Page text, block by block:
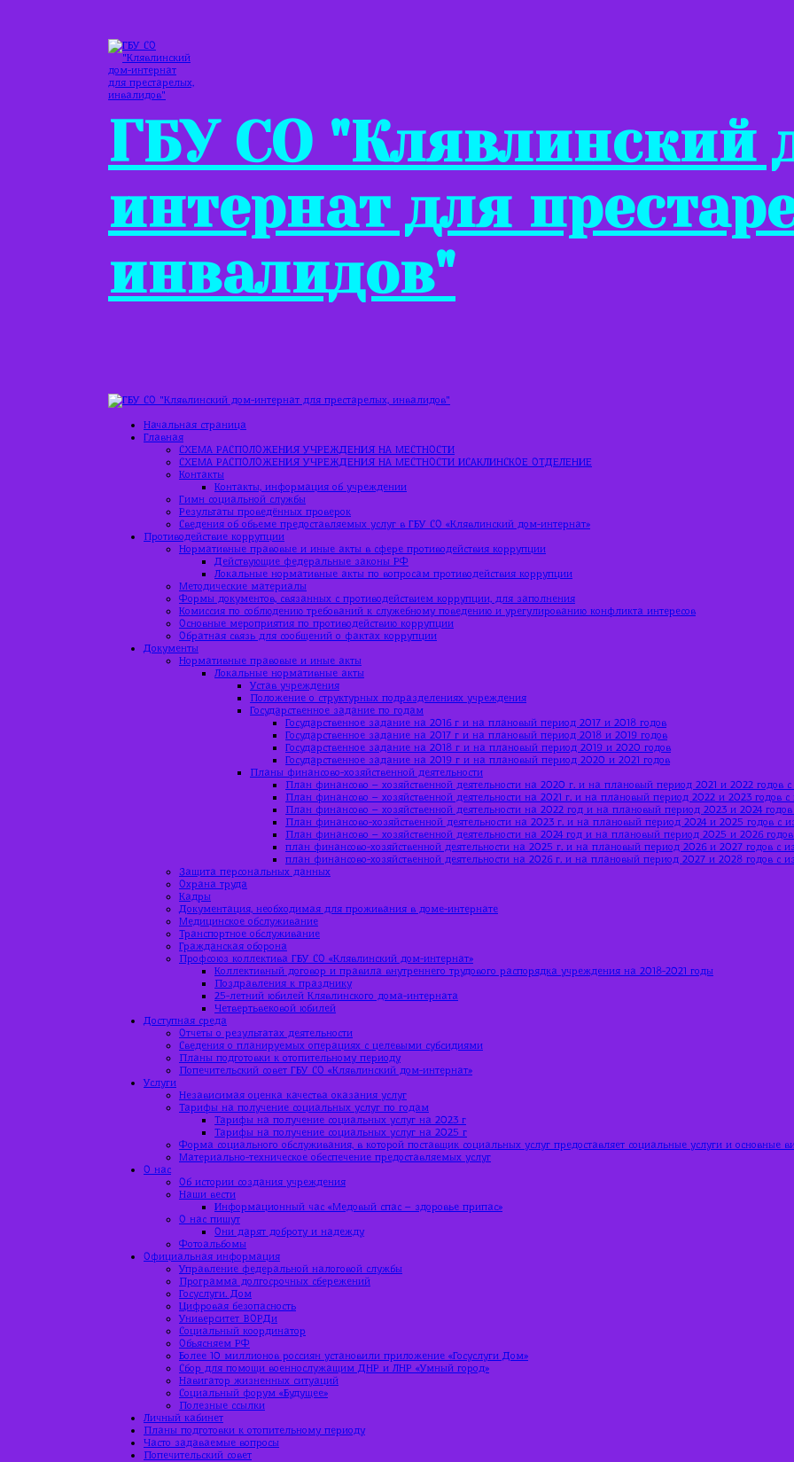
ГБУ СО "Клявлинский
интернат для
инвалидов"
Начальная страница
Главная
СХЕМА РАСПОЛОЖЕНИЯ УЧРЕЖДЕНИЯ НА МЕСТНОСТИ
СХЕМА РАСПОЛОЖЕНИЯ УЧРЕЖДЕНИЯ НА МЕСТНОСТИ ИСАКЛИНСКОЕ ОТДЕЛЕНИЕ
Контакты
Контакты, информация об учреждении
Гимн социальной службы
Результаты проведённых проверок
Сведения об объеме предоставляемых услуг в ГБУ СО «Клявлинский дом-интернат»
Противодействие коррупции
Нормативные правовые и иные акты в сфере противодействия коррупции
Действующие федеральные законы РФ
Локальные нормативные акты по вопросам противодействия коррупции
Методические материалы
Формы документов, связанных с противодействием коррупции, для заполнения
Комиссия по соблюдению требований к служебному поведению и урегулированию конфликта интересов
Основные мероприятия по противодействию коррупции
Обратная связь для сообщений о фактах коррупции
Документы
Нормативные правовые и иные акты
Локальные нормативные акты
Устав учреждения
Положение о структурных подразделениях учреждения
Государственное задание по годам
Государственное задание на 2016 г и на плановый период 2017 и 2018 годов
Государственное задание на 2017 г и на плановый период 2018 и 2019 годов
Государственное задание на 2018 г и на плановый период 2019 и 2020 годов
Государственное задание на 2019 г и на плановый период 2020 и 2021 годов
Планы финансово-хозяйственной деятельности
План финансово – хозяйственной деятельности на 2020 г. и на плановый период 2021 и 2022 годов
План финансово – хозяйственной деятельности на 2021 г. и на плановый период 2022 и 2023 годов
План финансово – хозяйственной деятельности на 2022 год и на плановый период 2023 и 2024
План финансово-хозяйственной деятельности на 2023 г. и на плановый период 2024 и 2025 годов с
План финансово – хозяйственной деятельности на 2024 год и на плановый период 2025 и 2026
план финансово-хозяйственной деятельности на 2025 г. и на плановый период 2026 и 2027 годов с
план финансово-хозяйственной деятельности на 2026 г. и на плановый период 2027 и 2028 годов с
Защита персональных данных
Охрана труда
Кадры
Документация, необходимая для проживания в доме-интернате
Медицинское обслуживание
Транспортное обслуживание
Гражданская оборона
Профсоюз коллектива ГБУ СО «Клявлинский дом-интернат»
Коллективный договор и правила внутреннего трудового распорядка учреждения на 2018-2021 годы
Поздравления к празднику
25-летний юбилей Клявлинского дома-интерната
Четвертьвековой юбилей
Доступная среда
Отчеты о результатах деятельности
Сведения о планируемых операциях с целевыми субсидиями
Планы подготовки к отопительному периоду
Попечительский совет ГБУ СО «Клявлинский дом-интернат»
Услуги
Независимая оценка качества оказания услуг
Тарифы на получение социальных услуг по годам
Тарифы на получение социальных услуг на 2023 г
Тарифы на получение социальных услуг на 2025 г
Форма социального обслуживания, в которой поставщик социальных услуг предоставляет социальные услуги и основные
Материально-техническое обеспечение предоставляемых услуг
О нас
Об истории создания учреждения
Наши вести
Информационный час «Медовый спас – здоровье припас»
О нас пишут
Они дарят доброту и надежду
Фотоальбомы
Официальная информация
Управление федеральной налоговой службы
Программа долгосрочных сбережений
Госуслуги. Дом
Цифровая безопасность
Университет ВОРДи
Социальный координатор
Объясняем РФ
Более 10 миллионов россиян установили приложение «Госуслуги Дом»
Сбор для помощи военнослужащим ДНР и ЛНР «Умный город»
Навигатор жизненных ситуаций
Социальный форум «Будущее»
Полезные ссылки
Личный кабинет
Планы подготовки к отопительному периоду
Часто задаваемые вопросы
Попечительский совет